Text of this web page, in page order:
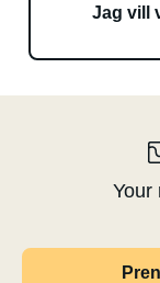
Jag vill
Your